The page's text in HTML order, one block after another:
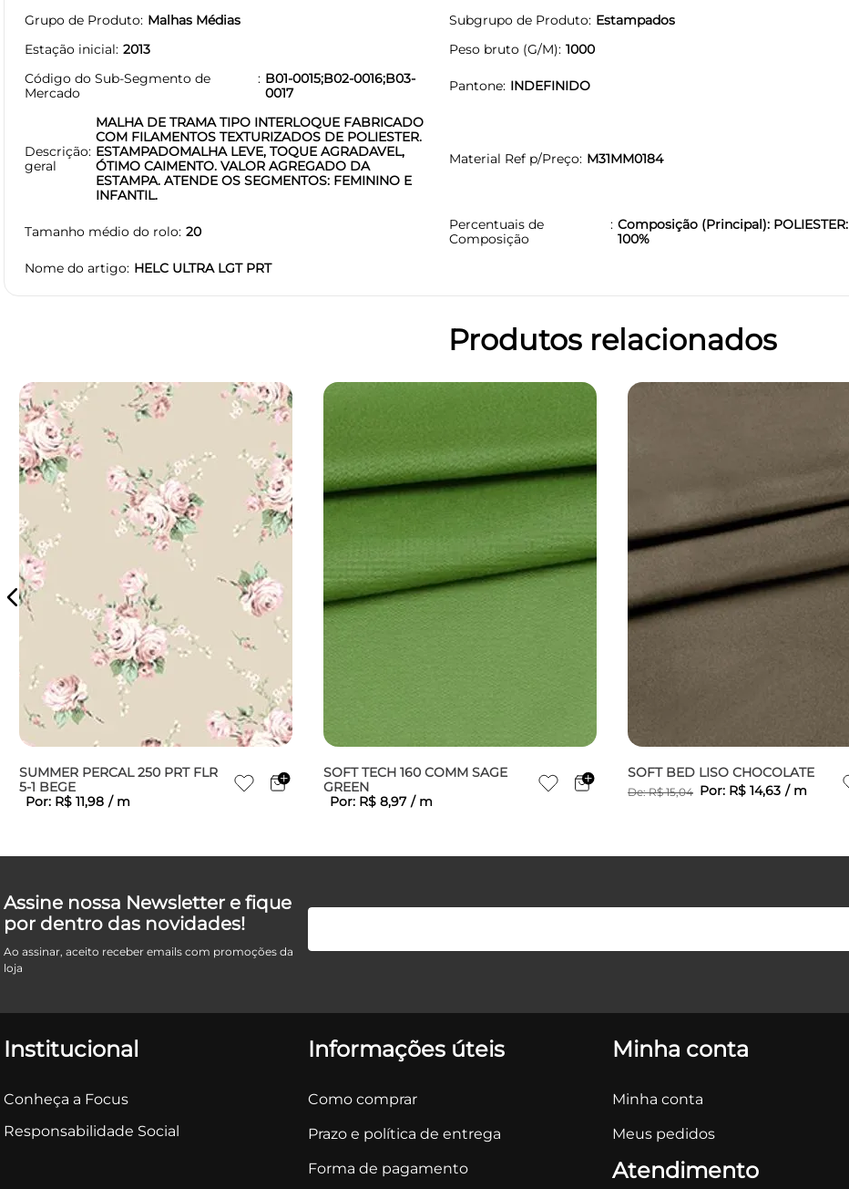
Grupo de Produto Malhas Médias Subgrupo de Produto Estampados
Estação inicial 2013 Peso bruto (G/M) 1000
Código do Sub-Segmento de
Mercado
B01-0015;B02-0016;B03-
0017
Pantone INDEFINIDO
Descrição
geral
MALHA DE TRAMA TIPO INTERLOQUE FABRICADO
COM FILAMENTOS TEXTURIZADOS DE POLIESTER.
ESTAMPADOMALHA LEVE, TOQUE AGRADAVEL,
ÓTIMO CAIMENTO. VALOR AGREGADO DA
ESTAMPA. ATENDE OS SEGMENTOS: FEMININO E
INFANTIL.
Material Ref p/Preço M31MM0184
Tamanho médio do rolo 20
Percentuais de
Composição
Composição (Principal): POLIESTER:
100%
Nome do artigo HELC ULTRA LGT PRT
Produtos relacionados
SUMMER PERCAL 250 PRT FLR
5-1 BEGE
Por: R$ 11,98 / m
SOFT TECH 160 COMM SAGE
GREEN
Por: R$ 8,97 / m
SOFT BED LISO CHOCOLATE
De:R$ 15,04 Por: R$ 14,63 / m
Assine nossa Newsletter e fique
por dentro das novidades!
Ao assinar, aceito receber emails com promoções da
loja
Institucional
Conheça a Focus
Responsabilidade Social
Informações úteis
Como comprar
Prazo e política de entrega
Forma de pagamento
Minha conta
Minha conta
Meus pedidos
Atendimento